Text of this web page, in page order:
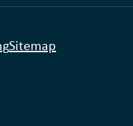
Sitemap